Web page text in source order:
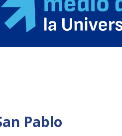
Pablo